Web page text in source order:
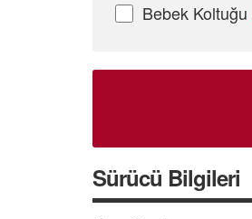
Bebek Koltuğu
Sürücü Bilgileri